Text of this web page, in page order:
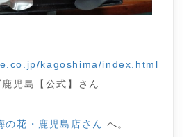
kagoshima/index.html
児島【公式】さん
の花・鹿児島店さん へ。